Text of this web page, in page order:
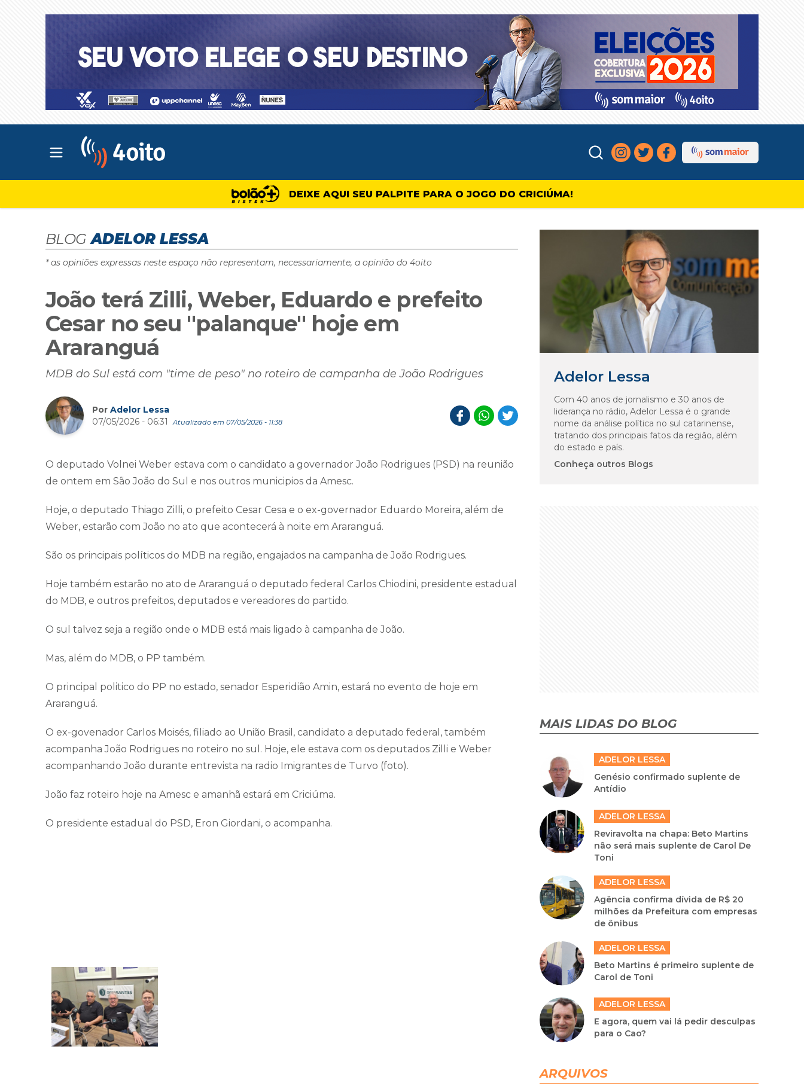
Abrir menu principal
DEIXE AQUI SEU PALPITE PARA O JOGO DO CRICIÚMA!
BLOG ADELOR LESSA
* as opiniões expressas neste espaço não representam, necessariamente, a opinião do 4oito
João terá Zilli, Weber, Eduardo e prefeito
Cesar no seu "palanque" hoje em
Araranguá
MDB do Sul está com "time de peso" no roteiro de campanha de João Rodrigues
Por Adelor Lessa
07/05/2026 - 06:31
Atualizado em 07/05/2026 - 11:38
O deputado Volnei Weber estava com o candidato a governador João Rodrigues (PSD) na reunião
de ontem em São João do Sul e nos outros municipios da Amesc.
Hoje, o deputado Thiago Zilli, o prefeito Cesar Cesa e o ex-governador Eduardo Moreira, além de
Weber, estarão com João no ato que acontecerá à noite em Araranguá.
São os principais políticos do MDB na região, engajados na campanha de João Rodrigues.
Hoje também estarão no ato de Araranguá o deputado federal Carlos Chiodini, presidente estadual
do MDB, e outros prefeitos, deputados e vereadores do partido.
O sul talvez seja a região onde o MDB está mais ligado à campanha de João.
Mas, além do MDB, o PP também.
O principal politico do PP no estado, senador Esperidião Amin, estará no evento de hoje em
Araranguá.
O ex-govenador Carlos Moisés, filiado ao União Brasil, candidato a deputado federal, também
acompanha João Rodrigues no roteiro no sul. Hoje, ele estava com os deputados Zilli e Weber
acompanhando João durante entrevista na radio Imigrantes de Turvo (foto).
João faz roteiro hoje na Amesc e amanhã estará em Criciúma.
O presidente estadual do PSD, Eron Giordani, o acompanha.
Adelor Lessa
Com 40 anos de jornalismo e 30 anos de
liderança no rádio, Adelor Lessa é o grande
nome da análise política no sul catarinense,
tratando dos principais fatos da região, além
do estado e país.
Conheça outros Blogs
MAIS LIDAS DO BLOG
ADELOR LESSA
Genésio confirmado suplente de
Antídio
ADELOR LESSA
Reviravolta na chapa: Beto Martins
não será mais suplente de Carol De
Toni
ADELOR LESSA
Agência confirma dívida de R$ 20
milhões da Prefeitura com empresas
de ônibus
ADELOR LESSA
Beto Martins é primeiro suplente de
Carol de Toni
ADELOR LESSA
E agora, quem vai lá pedir desculpas
para o Cao?
ARQUIVOS